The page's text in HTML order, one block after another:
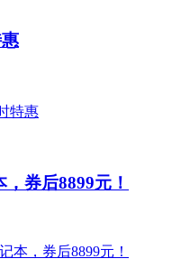
券后8899元！